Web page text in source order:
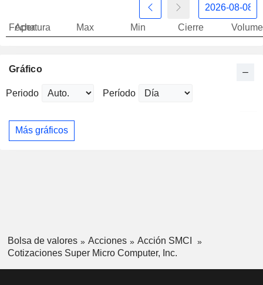
Fecha
Apertura Max Min Cierre
Gráfico
Periodo Período
Más gráficos
Bolsa de valores Acciones
Acción SMCI
Cotizaciones Super Micro Computer, Inc.